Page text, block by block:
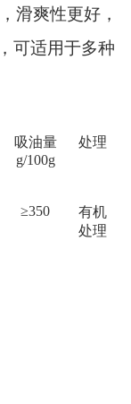
滑爽性更好，
可适用于多种
吸油量
g/100g
处理
≥350
有机
处理